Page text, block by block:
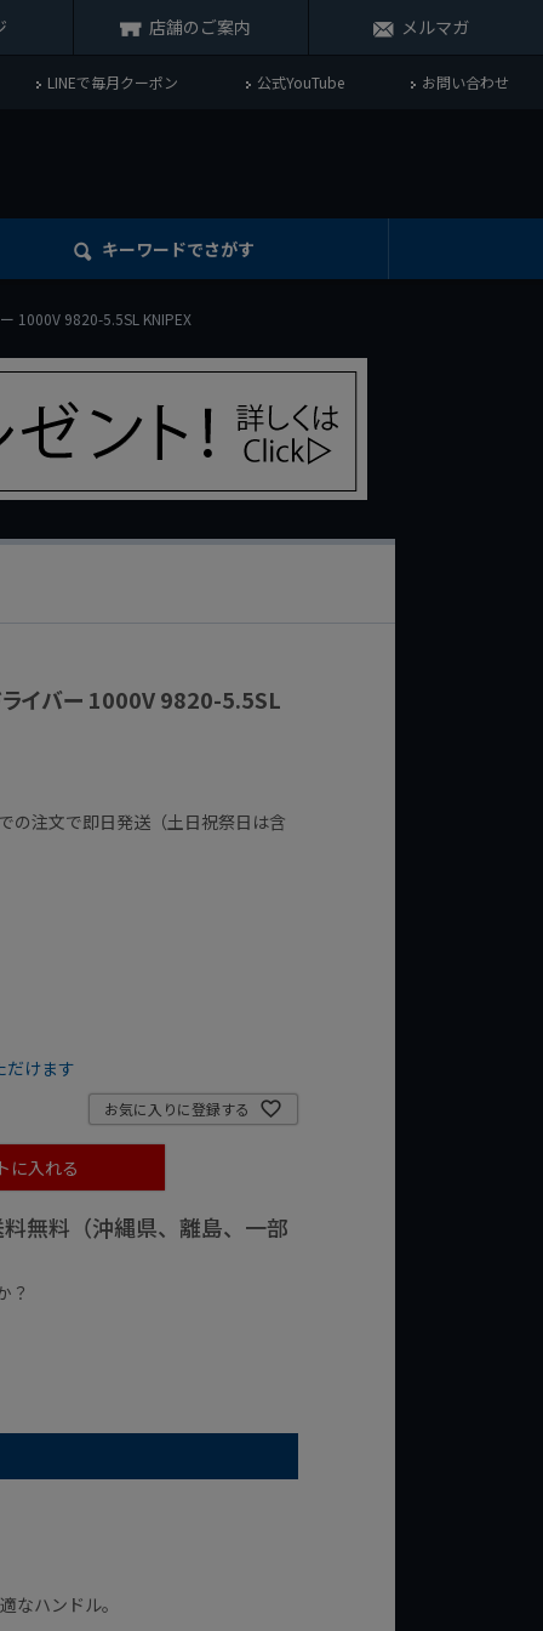
店舗のご案内 メルマガ
LINEで毎月クーポン 公式YouTube お問い合わせ
キーワードでさがす
1000V 9820-5.5SL KNIPEX
ライバー 1000V 9820-5.5SL
の注文で即日発送（土日祝祭日は含
だけます
お気に入りに登録する
に入れる
無料（沖縄県、離島、一部
？
なハンドル。